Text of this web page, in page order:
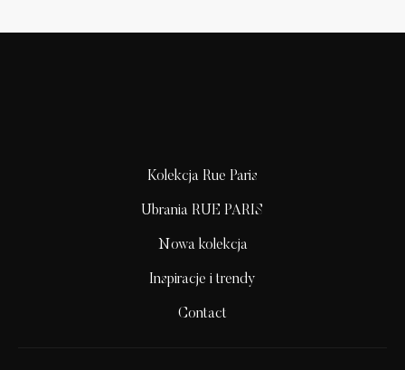
Kolekcja Rue Paris
Ubrania RUE PARIS
Nowa kolekcja
Inspiracje i trendy
Contact